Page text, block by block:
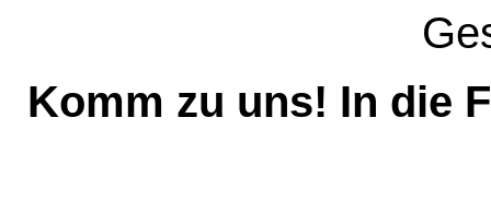
Komm zu uns! In die